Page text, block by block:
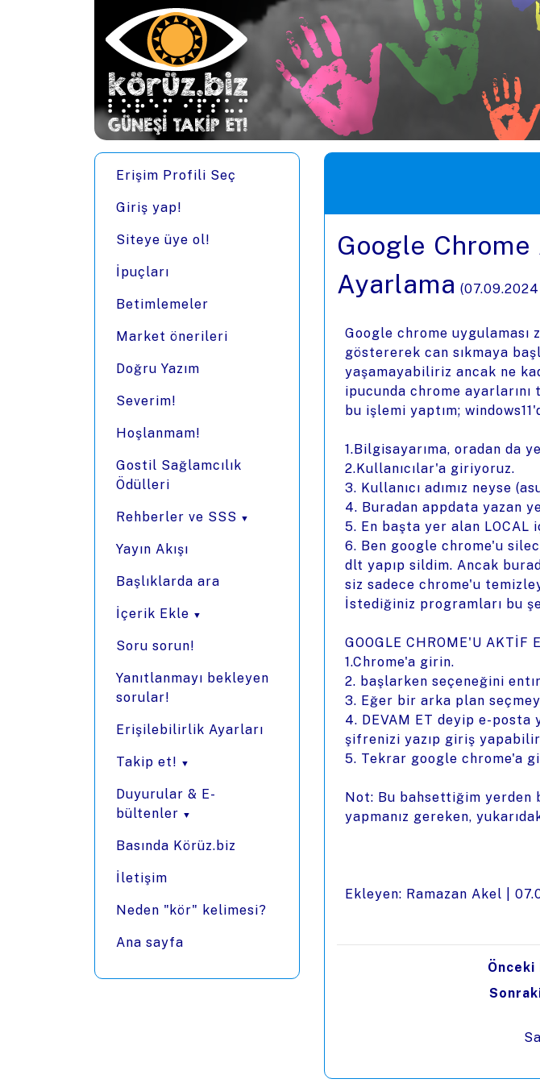
Ana içeriğe zıpla
Erişim Profili Seç
Giriş yap!
Siteye üye ol!
İpuçları
Betimlemeler
Market önerileri
Doğru Yazım
Severim!
Hoşlanmam!
Gostil Sağlamcılık
Ödülleri
Rehberler ve SSS
Yayın Akışı
Başlıklarda ara
İçerik Ekle
Soru sorun!
Yanıtlanmayı bekleyen
sorular!
Erişilebilirlik Ayarları
Takip et!
Duyurular & E-
bültenler
Basında Körüz.biz
İletişim
Neden "kör" kelimesi?
Ana sayfa
Google Chrome
Ayarlama (07.09.2024
Google chrome
göstererek can sıkmaya
yaşamayabiliriz ancak ne
ipucunda chrome ayarlarını
bu işlemi yaptım;
1.Bilgisayarıma, oradan da
2.Kullanıcılar'a giriyoruz.
3. Kullanıcı adımız neyse
4. Buradan appdata yazan
5. En başta yer alan LOCAL
6. Ben google chrome'u
dlt yapıp sildim. Ancak
siz sadece chrome'u
İstediğiniz programları bu
GOOGLE CHROME'U AKTİF
1.Chrome'a girin.
2. başlarken seçeneğini
3. Eğer bir arka plan
4. DEVAM ET deyip e-posta
şifrenizi yazıp giriş
5. Tekrar google chrome'a
Not: Bu bahsettiğim yerden
yapmanız gereken,
Ekleyen: Ramazan Akel |
Önceki